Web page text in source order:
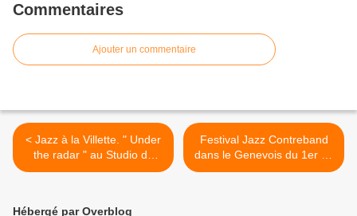
Commentaires
Ajouter un commentaire
< Jazz à la Villette. " Under
the radar " au Studio de
l'Ermitage
Festival Jazz Contreband
dans le Genevois du 1er au
29 octobre 2016 >
Hébergé par Overblog